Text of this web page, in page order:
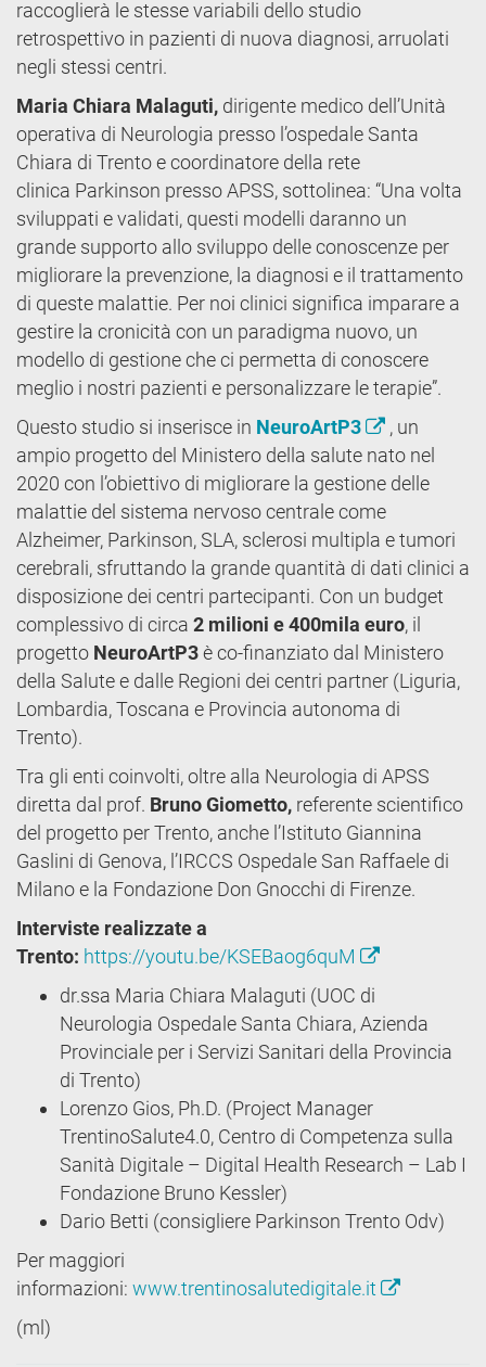
raccoglierà le stesse variabili dello studio
retrospettivo in pazienti di nuova diagnosi, arruolati
negli stessi centri.
Maria Chiara Malaguti, dirigente medico dell’Unità
operativa di Neurologia presso l’ospedale Santa
Chiara di Trento e coordinatore della rete
clinica Parkinson presso APSS, sottolinea: “Una volta
sviluppati e validati, questi modelli daranno un
grande supporto allo sviluppo delle conoscenze per
migliorare la prevenzione, la diagnosi e il trattamento
di queste malattie. Per noi clinici significa imparare a
gestire la cronicità con un paradigma nuovo, un
modello di gestione che ci permetta di conoscere
meglio i nostri pazienti e personalizzare le terapie”.
Questo studio si inserisce in NeuroArtP3
, un
ampio progetto del Ministero della salute nato nel
2020 con l’obiettivo di migliorare la gestione delle
malattie del sistema nervoso centrale come
Alzheimer, Parkinson, SLA, sclerosi multipla e tumori
cerebrali, sfruttando la grande quantità di dati clinici a
disposizione dei centri partecipanti. Con un budget
complessivo di circa 2 milioni e 400mila euro, il
progetto NeuroArtP3è co-finanziato dal Ministero
della Salute e dalle Regioni dei centri partner (Liguria,
Lombardia, Toscana e Provincia autonoma di
Trento).
Tra gli enti coinvolti, oltre alla Neurologia di APSS
diretta dal prof. Bruno Giometto, referente scientifico
del progetto per Trento, anche l’Istituto Giannina
Gaslini di Genova, l’IRCCS Ospedale San Raffaele di
Milano e la Fondazione Don Gnocchi di Firenze.
Interviste realizzate a
Trento: https://youtu.be/KSEBaog6quM
dr.ssa Maria Chiara Malaguti (UOC di
Neurologia Ospedale Santa Chiara, Azienda
Provinciale per i Servizi Sanitari della Provincia
di Trento)
Lorenzo Gios, Ph.D. (Project Manager
TrentinoSalute4.0, Centro di Competenza sulla
Sanità Digitale – Digital Health Research – Lab I
Fondazione Bruno Kessler)
Dario Betti (consigliere Parkinson Trento Odv)
Per maggiori
informazioni: www.trentinosalutedigitale.it
(ml)